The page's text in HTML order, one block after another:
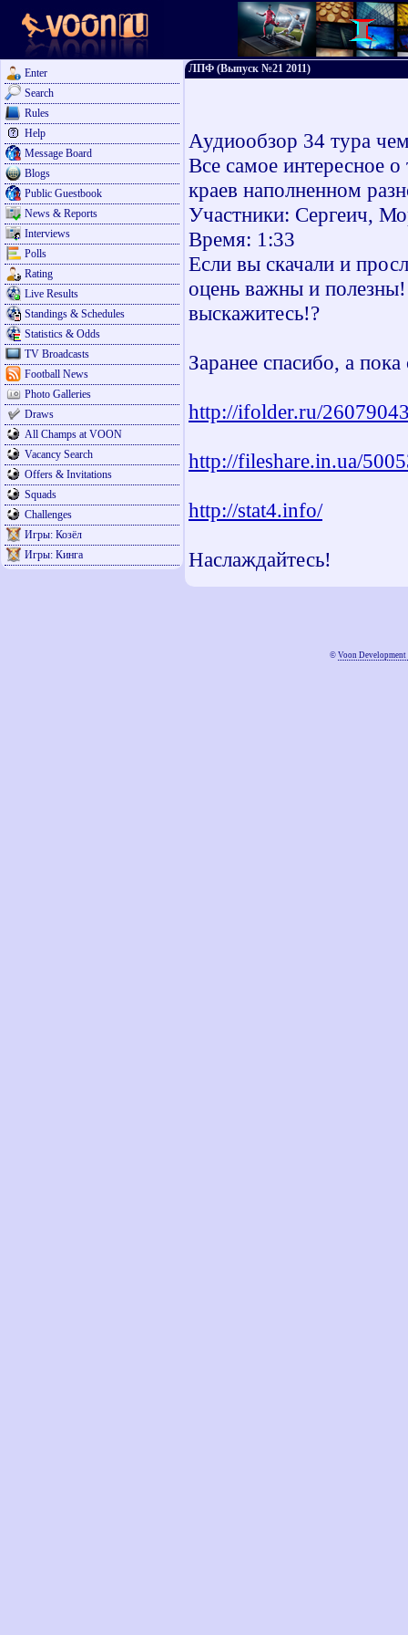
Enter
Search
Rules
Help
Message Board
Blogs
Public Guestbook
News & Reports
Interviews
Polls
Rating
Live Results
Standings & Schedules
Statistics & Odds
TV Broadcasts
Football News
Photo Galleries
Draws
All Champs at VOON
Vacancy Search
Offers & Invitations
Squads
Challenges
Игры: Козёл
Игры: Кинга
ЛПФ (Выпуск №21 2011)
Аудиообзор 34 тура
Все самое интересное
краев наполненном
Участники: Сергеич,
Время: 1:33
Если вы скачали и
оцень важны и
выскажитесь!?
Заранее спасибо, а
http://ifolder.ru/
http://fileshare.in.ua/
http://stat4.info/
Наслаждайтесь!
© Voon Development